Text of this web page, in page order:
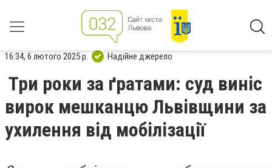
16:34, 6 лютого 2025 р. Надійне джерело
Три роки за ґратами: суд виніс
вирок мешканцю Львівщини за
ухилення від мобілізації